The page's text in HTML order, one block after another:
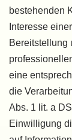
bestehenden
Interesse
Bereitstellung
eine
die
Abs. 1 lit. a
Einwilligung